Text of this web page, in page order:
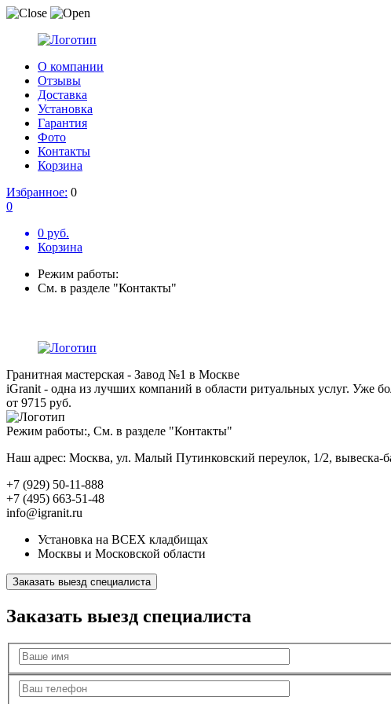
О компании
Отзывы
Доставка
Установка
Гарантия
Фото
Контакты
Корзина
Избранное: 0
0
0 руб.
Корзина
Режим работы:
См. в разделе "Контакты"
Гранитная мастерская - Завод №1 в Москве
iGranit - одна из лучших компаний в области ритуальных услуг. Уже
от 9715 руб.
Режим работы:, См. в разделе "Контакты"
Наш адрес: Москва, ул. Малый Путинковский переулок, 1/2,
+7 (929) 50-11-888
+7 (495) 663-51-48
info@igranit.ru
Установка на ВСЕХ кладбищах
Москвы и Московской области
Заказать выезд специалиста
Заказать выезд специалиста